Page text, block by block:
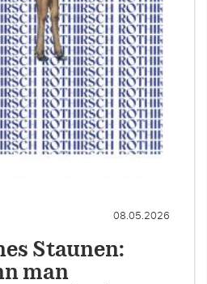
08.05.2026
Staunen:
man